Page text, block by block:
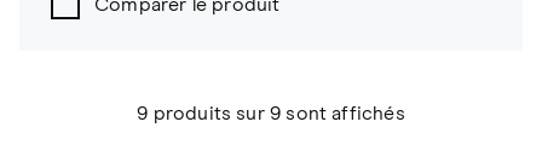
Comparer le produit
9 produits sur 9 sont affichés